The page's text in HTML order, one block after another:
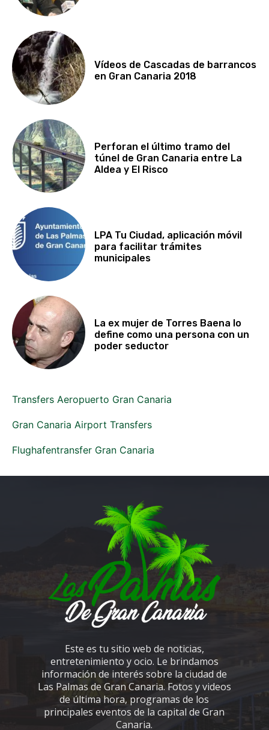
Vídeos de Cascadas de barrancos
en Gran Canaria 2018
Perforan el último tramo del
túnel de Gran Canaria entre La
Aldea y El Risco
LPA Tu Ciudad, aplicación móvil
para facilitar trámites
municipales
La ex mujer de Torres Baena lo
define como una persona con un
poder seductor
Transfers Aeropuerto Gran Canaria
Gran Canaria Airport Transfers
Flughafentransfer Gran Canaria
Este es tu sitio web de noticias,
entretenimiento y ocio. Le brindamos
información de interés sobre la ciudad de
Las Palmas de Gran Canaria. Fotos y videos
de última hora, programas de los
principales eventos de la capital de Gran
Canaria.